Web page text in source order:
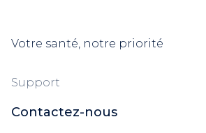
Votre santé, notre priorité
Support
Contactez-nous